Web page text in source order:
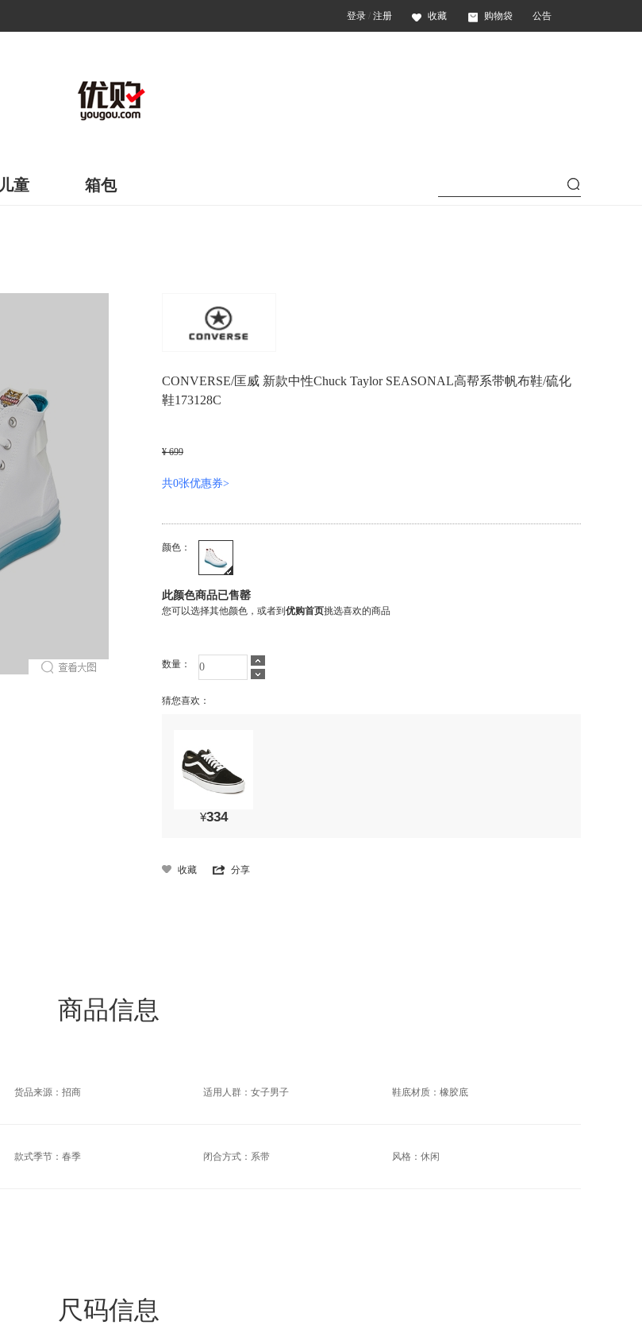
登录 / 注册 收藏 购物袋 公告
儿童 箱包
CONVERSE/匡威 新款中性Chuck Taylor SEASONAL高帮系带帆布鞋/硫化
鞋173128C
¥ 699
共0张优惠券>
颜色：
此颜色商品已售罄
您可以选择其他颜色，或者到 优购首页挑选喜欢的商品
数量：
猜您喜欢：
¥334
收藏 分享
商品信息
货品来源：招商 适用人群：女子男子 鞋底材质：橡胶底
款式季节：春季 闭合方式：系带 风格：休闲
尺码信息